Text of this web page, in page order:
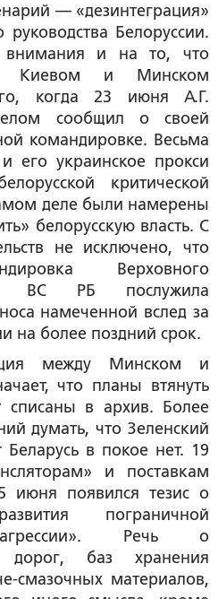
— «дезинтеграция»
руководства Белоруссии.
внимания и на то, что
Киевом и Минском
когда 23 июня А.Г.
сообщил о своей
командировке. Весьма
его украинское прокси
критической
деле были намерены
белорусскую власть. С
не исключено, что
Верховного
ВС РБ послужила
намеченной вслед за
на более поздний срок.
между Минском и
что планы втянуть
списаны в архив. Более
думать, что Зеленский
Беларусь в покое нет. 19
и поставкам
июня появился тезис о
пограничной
агрессии». Речь о
дорог, баз хранения
смазочных материалов,